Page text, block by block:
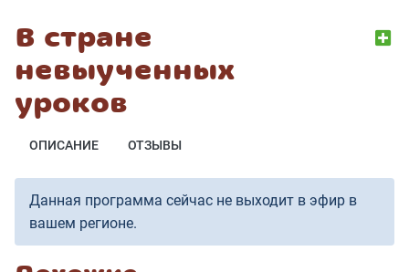
В стране
невыученных
уроков
ОПИСАНИЕ ОТЗЫВЫ
Данная программа сейчас не выходит в эфир в
вашем регионе.